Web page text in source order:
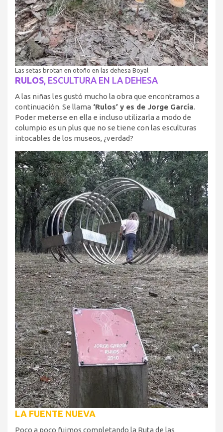
Las setas brotan en otoño en las dehesa Boyal
RULOS , ESCULTURA EN LA DEHESA
A las niñas les gustó mucho la obra que encontramos a
continuación. Se llama ‘Rulos’ y es de Jorge García.
Poder meterse en ella e incluso utilizarla a modo de
columpio es un plus que no se tiene con las esculturas
intocables de los museos, ¿verdad?
LA FUENTE NUEVA
Poco a poco fuimos completando la Ruta de las